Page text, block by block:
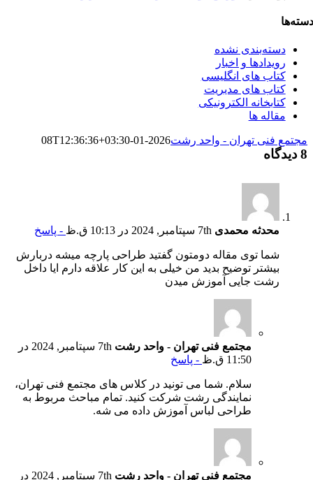
دسته‌ها
دسته‌بندی نشده
رویدادها و اخبار
کتاب های انگلیسی
کتاب های مدیریت
کتابخانه الکترونیکی
مقاله ها
مجتمع فنی تهران - واحد رشت2026-01-08T12:36:36+03:30
8 دیدگاه
محدثه محمدی - پاسخ
شما توی مقاله دومتون گفتید طراحی پارچه میشه دربارش
بیشتر توضیح بدید من خیلی به این کار علاقه دارم ایا داخل
رشت جایی آموزش میدن
مجتمع فنی تهران - واحد رشت
7th سپتامبر, 2024 در
11:50 ق.ظ
- پاسخ
سلام. شما می تونید در کلاس های مجتمع فنی تهران،
نمایندگی رشت شرکت کنید. تمام مباحث مربوط به
طراحی لباس آموزش داده می شه.
مجتمع فنی تهران - واحد رشت
7th سپتامبر, 2024 در